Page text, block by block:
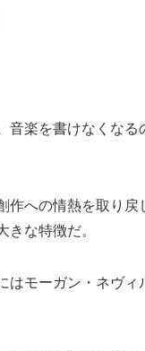
楽を書けなくなる
への情熱を取り戻
な特徴だ。
モーガン・ネヴィ